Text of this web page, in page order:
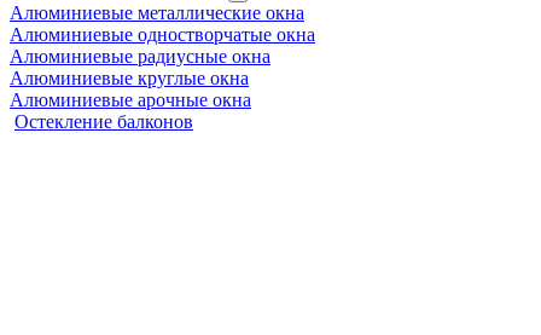
Алюминиевые металлические окна
Алюминиевые одностворчатые окна
Алюминиевые радиусные окна
Алюминиевые круглые окна
Алюминиевые арочные окна
Остекление балконов